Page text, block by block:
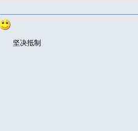
坚决抵制